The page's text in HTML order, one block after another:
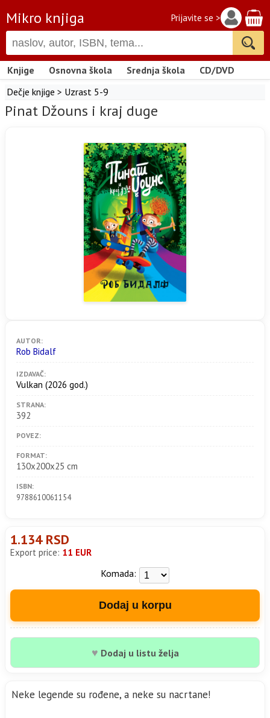
Mikro knjiga Prijavite se >
Knjige Osnovna škola Srednja škola
CD/DVD
Dečje knjige > Uzrast 5-9
Pinat Džouns i kraj duge
AUTOR:
Rob Bidalf
IZDAVAČ:
Vulkan (2026 god.)
STRANA:
392
POVEZ:
FORMAT:
130x200x25 cm
ISBN:
9788610061154
1.134 RSD
Export price: 11 EUR
Komada:
Dodaj u korpu
♥ Dodaj u listu želja
Neke legende su rođene, a neke su nacrtane!